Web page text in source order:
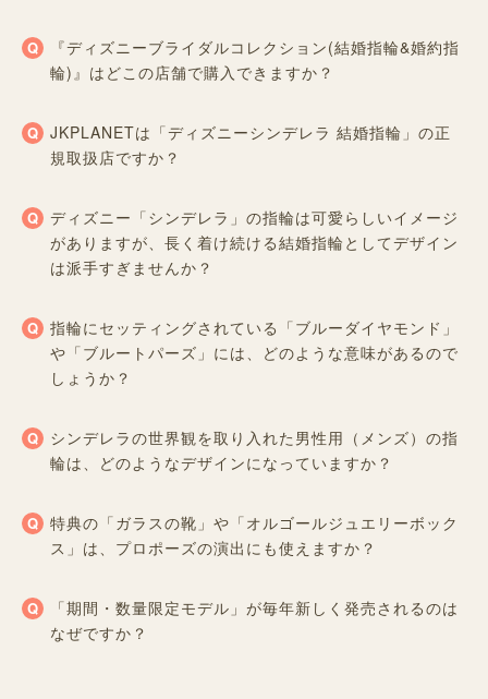
『ディズニーブライダルコレクション(結婚指輪&婚約指
輪)』はどこの店舗で購入できますか？
JKPLANETは「ディズニーシンデレラ 結婚指輪」の正
規取扱店ですか？
ディズニー「シンデレラ」の指輪は可愛らしいイメージ
がありますが、長く着け続ける結婚指輪としてデザイン
は派手すぎませんか？
指輪にセッティングされている「ブルーダイヤモンド」
や「ブルートパーズ」には、どのような意味があるので
しょうか？
シンデレラの世界観を取り入れた男性用（メンズ）の指
輪は、どのようなデザインになっていますか？
特典の「ガラスの靴」や「オルゴールジュエリーボック
ス」は、プロポーズの演出にも使えますか？
「期間・数量限定モデル」が毎年新しく発売されるのは
なぜですか？